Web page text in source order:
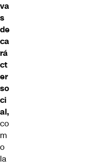
va
s
de
ca
rá
ct
er
so
ci
al,
co
m
o
la